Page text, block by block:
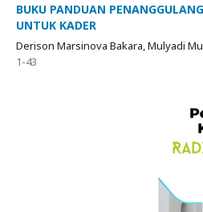
BUKU PANDUAN
UNTUK KADER
Derison Marsinova Bakara, Mulyadi
1-43